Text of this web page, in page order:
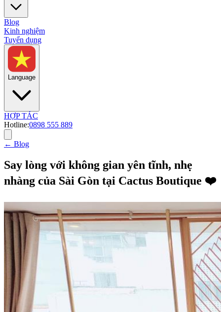
Blog
Kinh nghiệm
Tuyển dụng
Language
HỢP TÁC
Hotline:0898 555 889
← Blog
Say lòng với không gian yên tĩnh, nhẹ
nhàng của Sài Gòn tại Cactus Boutique ❤️